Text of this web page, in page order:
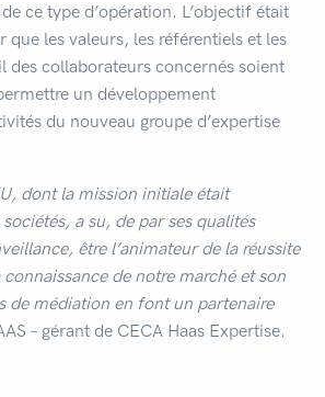
ce type d’opération. L’objectif était
que les valeurs, les référentiels et les
des collaborateurs concernés soient
un développement
du nouveau groupe d’expertise
, dont la mission initiale était
a su, de par ses qualités
être l’animateur de la réussite
de notre marché et son
de médiation en font un partenaire
– gérant de CECA Haas Expertise.